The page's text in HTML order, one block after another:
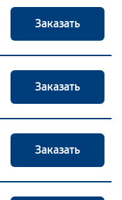
Заказать
Заказать
Заказать